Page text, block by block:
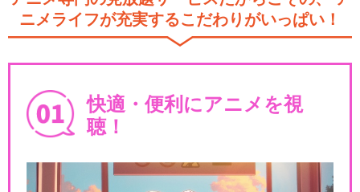
こちら葛飾区亀有公園前派出
所 両津VS忍者軍団…
ニメライフが充実するこだわりがいっぱい！
快適・便利にアニメを視
聴！